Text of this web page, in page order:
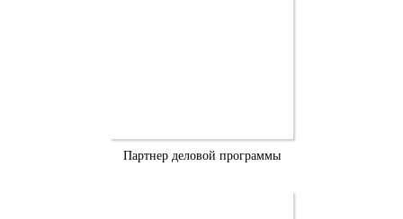
Партнер деловой программы